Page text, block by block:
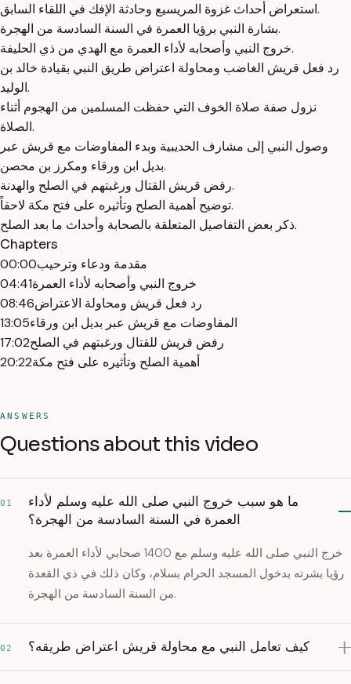
استعراض أحداث غزوة المريسيع وحادثة الإفك في اللقاء السابق.
بشارة النبي برؤيا العمرة في السنة السادسة من الهجرة.
خروج النبي وأصحابه لأداء العمرة مع الهدي من ذي الحليفة.
رد فعل قريش الغاضب ومحاولة اعتراض طريق النبي بقيادة خالد بن
الوليد.
نزول صفة صلاة الخوف التي حفظت المسلمين من الهجوم أثناء
الصلاة.
وصول النبي إلى مشارف الحديبية وبدء المفاوضات مع قريش عبر
بديل ابن ورقاء ومكرز بن محصن.
رفض قريش القتال ورغبتهم في الصلح والهدنة.
توضيح أهمية الصلح وتأثيره على فتح مكة لاحقاً.
ذكر بعض التفاصيل المتعلقة بالصحابة وأحداث ما بعد الصلح.
Chapters
00:00مقدمة ودعاء وترحيب
04:41خروج النبي وأصحابه لأداء العمرة
08:46رد فعل قريش ومحاولة الاعتراض
13:05المفاوضات مع قريش عبر بديل ابن ورقاء
17:02رفض قريش للقتال ورغبتهم في الصلح
20:22أهمية الصلح وتأثيره على فتح مكة
ANSWERS
Questions about this video
01
ما هو سبب خروج النبي صلى الله عليه وسلم لأداء
العمرة في السنة السادسة من الهجرة؟
خرج النبي صلى الله عليه وسلم مع 1400 صحابي لأداء العمرة بعد
رؤيا بشرته بدخول المسجد الحرام بسلام، وكان ذلك في ذي القعدة
من السنة السادسة من الهجرة.
02 كيف تعامل النبي مع محاولة قريش اعتراض طريقه؟